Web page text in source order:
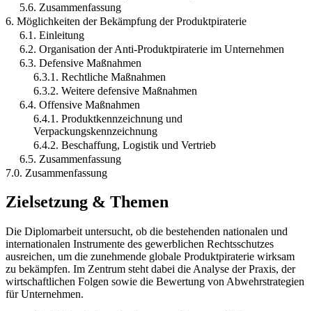
5.6. Zusammenfassung
6. Möglichkeiten der Bekämpfung der Produktpiraterie
6.1. Einleitung
6.2. Organisation der Anti-Produktpiraterie im Unternehmen
6.3. Defensive Maßnahmen
6.3.1. Rechtliche Maßnahmen
6.3.2. Weitere defensive Maßnahmen
6.4. Offensive Maßnahmen
6.4.1. Produktkennzeichnung und
Verpackungskennzeichnung
6.4.2. Beschaffung, Logistik und Vertrieb
6.5. Zusammenfassung
7.0. Zusammenfassung
Zielsetzung & Themen
Die Diplomarbeit untersucht, ob die bestehenden nationalen und
internationalen Instrumente des gewerblichen Rechtsschutzes
ausreichen, um die zunehmende globale Produktpiraterie wirksam
zu bekämpfen. Im Zentrum steht dabei die Analyse der Praxis, der
wirtschaftlichen Folgen sowie die Bewertung von Abwehrstrategien
für Unternehmen.